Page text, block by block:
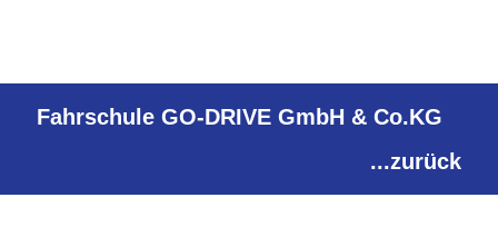
Fahrschule GO-DRIVE GmbH & Co.KG
...zurück